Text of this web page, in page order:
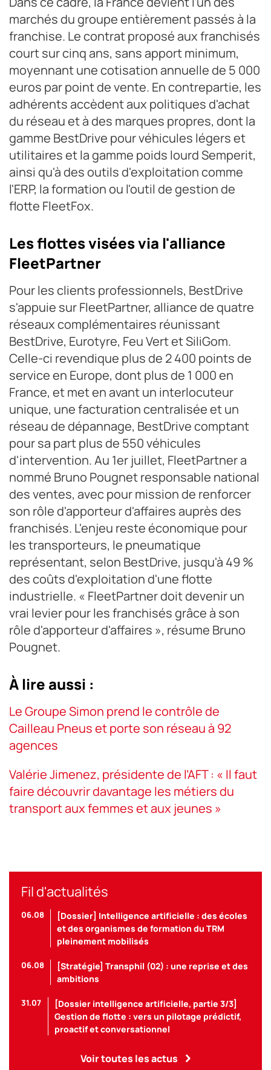
marchés du groupe entièrement passés à la
franchise. Le contrat proposé aux franchisés
court sur cinq ans, sans apport minimum,
moyennant une cotisation annuelle de 5 000
euros par point de vente. En contrepartie, les
adhérents accèdent aux politiques d'achat
du réseau et à des marques propres, dont la
gamme BestDrive pour véhicules légers et
utilitaires et la gamme poids lourd Semperit,
ainsi qu'à des outils d'exploitation comme
l'ERP, la formation ou l'outil de gestion de
flotte FleetFox.
Les flottes visées via l'alliance
FleetPartner
Pour les clients professionnels, BestDrive
s'appuie sur FleetPartner, alliance de quatre
réseaux complémentaires réunissant
BestDrive, Eurotyre, Feu Vert et SiliGom.
Celle-ci revendique plus de 2 400 points de
service en Europe, dont plus de 1 000 en
France, et met en avant un interlocuteur
unique, une facturation centralisée et un
réseau de dépannage, BestDrive comptant
pour sa part plus de 550 véhicules
d'intervention. Au 1er juillet, FleetPartner a
nommé Bruno Pougnet responsable national
des ventes, avec pour mission de renforcer
son rôle d'apporteur d'affaires auprès des
franchisés. L'enjeu reste économique pour
les transporteurs, le pneumatique
représentant, selon BestDrive, jusqu'à 49 %
des coûts d'exploitation d'une flotte
industrielle. « FleetPartner doit devenir un
vrai levier pour les franchisés grâce à son
rôle d'apporteur d'affaires », résume Bruno
Pougnet.
À lire aussi :
Le Groupe Simon prend le contrôle de
Cailleau Pneus et porte son réseau à 92
agences
Valérie Jimenez, présidente de l’AFT : « Il faut
faire découvrir davantage les métiers du
transport aux femmes et aux jeunes »
Fil d'actualités
06.08
[Dossier] Intelligence artificielle : des écoles
et des organismes de formation du TRM
pleinement mobilisés
06.08
[Stratégie] Transphil (02) : une reprise et des
ambitions
31.07
[Dossier intelligence artificielle, partie 3/3]
Gestion de flotte : vers un pilotage prédictif,
proactif et conversationnel
Voir toutes les actus